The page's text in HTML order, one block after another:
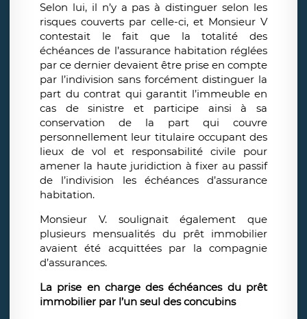
Selon lui, il n’y a pas à distinguer selon les
risques couverts par celle-ci, et Monsieur V
contestait le fait que la totalité des
échéances de l’assurance habitation réglées
par ce dernier devaient être prise en compte
par l’indivision sans forcément distinguer la
part du contrat qui garantit l’immeuble en
cas de sinistre et participe ainsi à sa
conservation de la part qui couvre
personnellement leur titulaire occupant des
lieux de vol et responsabilité civile pour
amener la haute juridiction à fixer au passif
de l’indivision les échéances d’assurance
habitation.
Monsieur V. soulignait également que
plusieurs mensualités du prêt immobilier
avaient été acquittées par la compagnie
d’assurances.
La prise en charge des échéances du prêt
immobilier par l’un seul des concubins